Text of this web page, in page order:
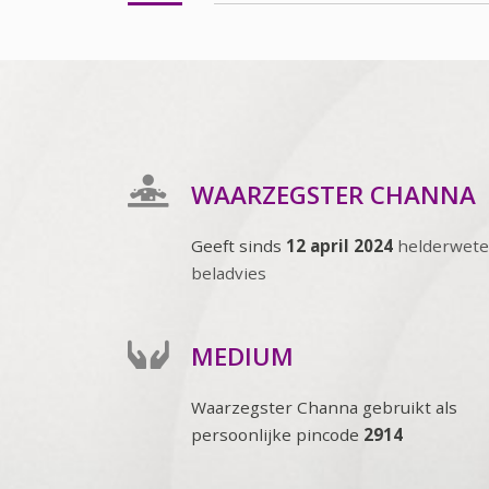
WAARZEGSTER CHANNA
Geeft sinds 12 april 2024
beladvies
MEDIUM
Waarzegster Channa gebruikt als
persoonlijke pincode 2914